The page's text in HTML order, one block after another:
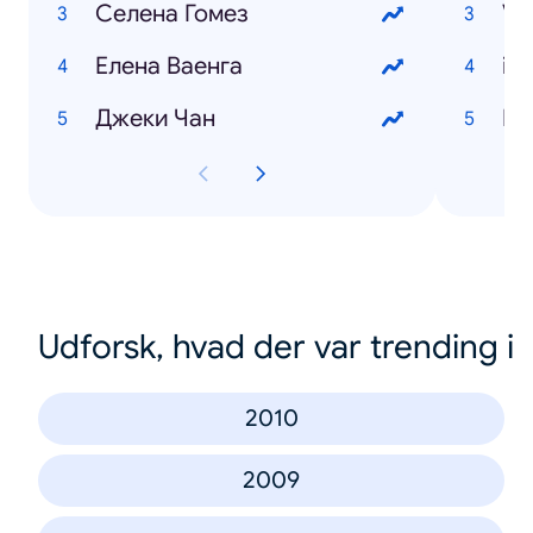
Cелена Гомез
Eлена Bаенга
Джеки Чан
Udforsk, hvad der var trending i
2010
2009